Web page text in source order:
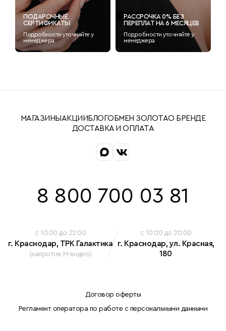
ПОДАРОЧНЫЕ
СЕРТИФИКАТЫ
Подробности уточняйте у
менеджера
РАССРОЧКА 0% БЕЗ
ПЕРЕПЛАТ НА 6 МЕСЯЦЕВ
Подробности уточняйте у
менеджера
МАГАЗИНЫ АКЦИИБЛОГОБМЕН ЗОЛОТАО БРЕНДЕ
ДОСТАВКА И ОПЛАТА
8 800 700 03 81
c 10:00 до 22:00
г. Краснодар, ТРК Галактика
(напротив М видео)
c 10:00 до 20:00
г. Краснодар, ул. Красная,
180
Договор оферты
Регламент оператора по работе с персональными данными